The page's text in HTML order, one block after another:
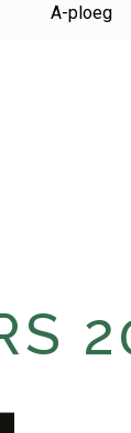
A-ploeg